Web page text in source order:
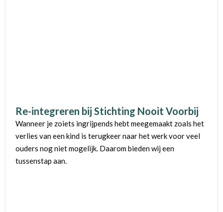
Re-integreren bij Stichting Nooit Voorbij
Wanneer je zoiets ingrijpends hebt meegemaakt zoals het
verlies van een kind is terugkeer naar het werk voor veel
ouders nog niet mogelijk. Daarom bieden wij een
tussenstap aan.